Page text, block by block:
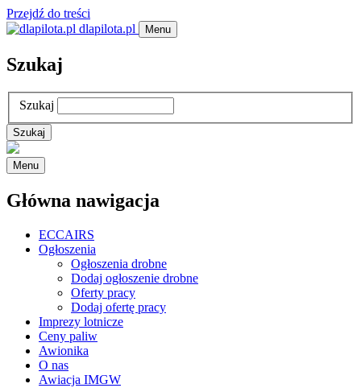
Przejdź do treści
dlapilota.pl
Menu
Szukaj
Szukaj
Menu
Główna nawigacja
ECCAIRS
Ogłoszenia
Ogłoszenia drobne
Dodaj ogłoszenie drobne
Oferty pracy
Dodaj ofertę pracy
Imprezy lotnicze
Ceny paliw
Awionika
O nas
Awiacja IMGW